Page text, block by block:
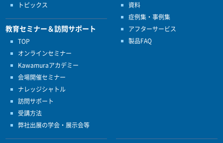
トピックス
教育セミナー＆訪問サポート
TOP
オンラインセミナー
Kawamuraアカデミー
会場開催セミナー
ナレッジシャトル
訪問サポート
受講方法
弊社出展の学会・展示会等
資料
症例集・事例集
アフターサービス
製品FAQ